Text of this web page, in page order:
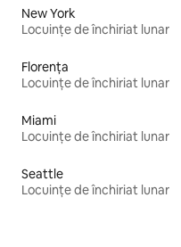
New York
Locuințe de închiriat lunar
Florența
Locuințe de închiriat lunar
Miami
Locuințe de închiriat lunar
Seattle
Locuințe de închiriat lunar